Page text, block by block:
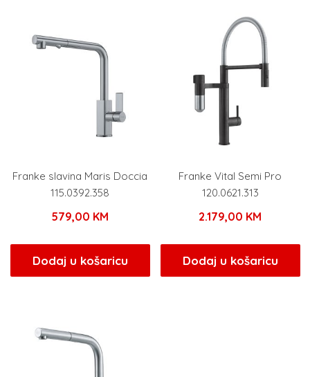
Franke slavina Maris Doccia
115.0392.358
579,00 KM
Dodaj u košaricu
Franke Vital Semi Pro
120.0621.313
2.179,00 KM
Dodaj u košaricu